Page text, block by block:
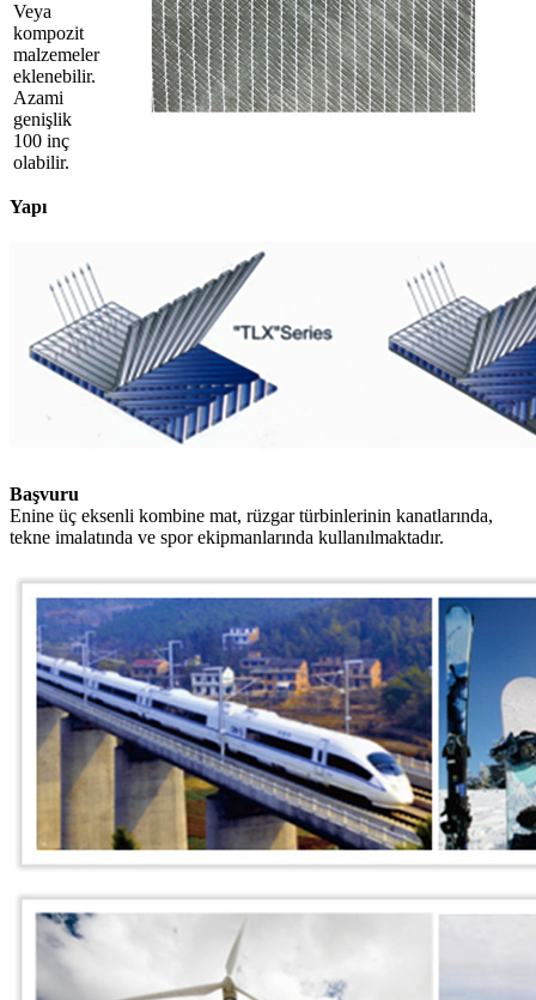
Veya
kompozit
malzemeler
eklenebilir.
Azami
genişlik
100 inç
olabilir.
Yapı
Başvuru
Enine üç eksenli kombine mat, rüzgar türbinlerinin kanatlarında,
tekne imalatında ve spor ekipmanlarında kullanılmaktadır.